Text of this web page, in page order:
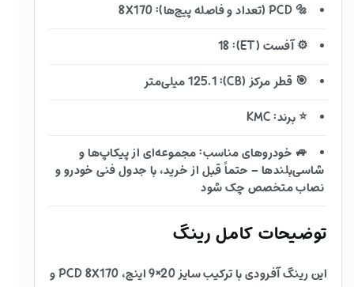
🔩 PCD (تعداد و فاصله پیچ‌ها): 8X170
⚙️ آفست (ET): 18
🎯 قطر مرکز (CB): 125.1 میلی‌متر
⭐ برند: KMC
🚙 خودروهای مناسب: مجموعه‌ای از پیکاپ‌ها و
شاسی‌بلندها – حتماً قبل از خرید، با جدول فنی خودرو و
نصاب متخصص چک شود
توضیحات کامل رینگ
این رینگ آفرودی با ترکیب سایز 20×9 اینچ، PCD 8X170 و